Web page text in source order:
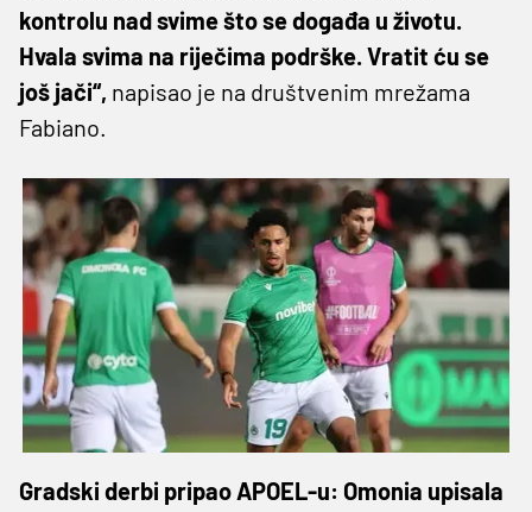
kontrolu nad svime što se događa u životu.
Hvala svima na riječima podrške. Vratit ću se
još jači“, napisao je na društvenim mrežama
Fabiano.
Gradski derbi pripao APOEL-u: Omonia upisala